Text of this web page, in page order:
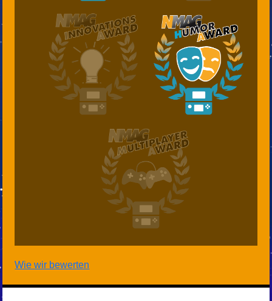
Wie wir bewerten